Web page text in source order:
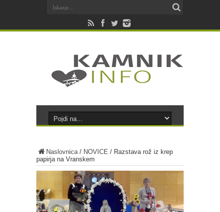
Naslovnica/ NOVICE / Razstava rož iz krep
papirja na Vranskem